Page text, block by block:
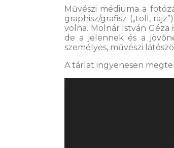
Művészi médiuma a
graphisz/grafisz („toll,
volna. Molnár István
de a jelennek és a
személyes, művészi
A tárlat ingyenesen